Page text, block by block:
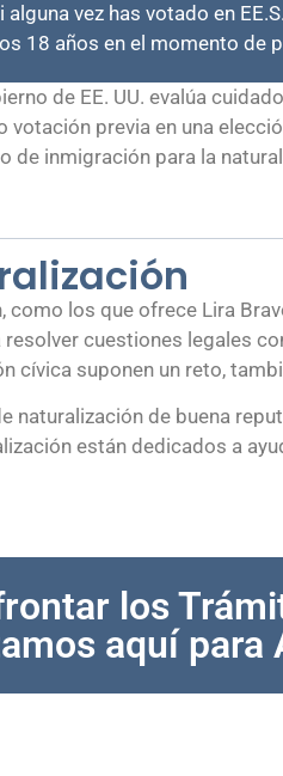
vez has votado en
18 años en el momento de
de EE. UU. evalúa
previa en una
de inmigración para la
como los que ofrece Lira
cuestiones legales
cívica suponen un reto,
naturalización de buena
están dedicados a
los
aquí para